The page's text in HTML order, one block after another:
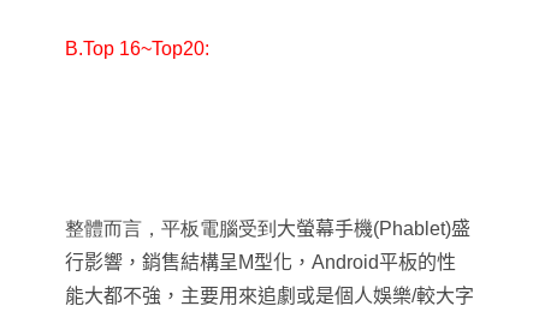
B.Top 16~Top20:
整體而言，平板電腦受到 大螢幕手機(Phablet)盛
行影響，銷售結構呈M型化，Android平板的性
能大都不強，主要用來追劇或是個人娛樂/較大字